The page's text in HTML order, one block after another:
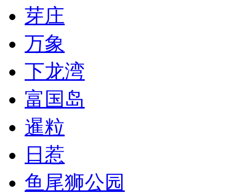
芽庄
万象
下龙湾
富国岛
暹粒
日惹
鱼尾狮公园